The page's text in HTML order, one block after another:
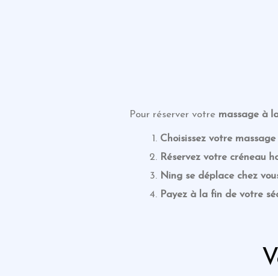
Pour réserver votre massage à
Choisissez votre
Réservez votre créneau
Ning se déplace chez
Payez à la fin de votre